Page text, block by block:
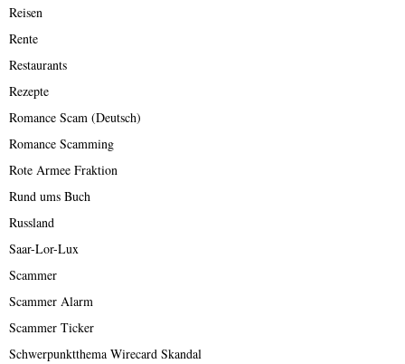
Reisen
Rente
Restaurants
Rezepte
Romance Scam (Deutsch)
Romance Scamming
Rote Armee Fraktion
Rund ums Buch
Russland
Saar-Lor-Lux
Scammer
Scammer Alarm
Scammer Ticker
Schwerpunktthema Wirecard Skandal